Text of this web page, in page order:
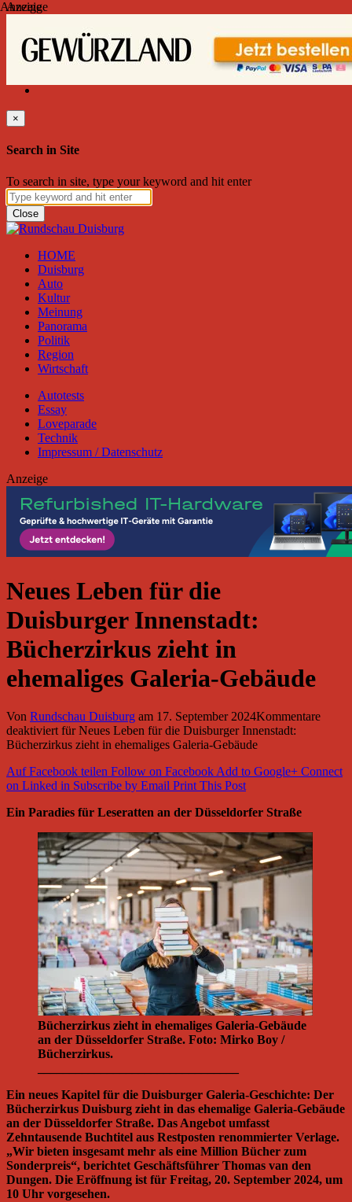
Montag, August 10, 2026
Friend on Facebook Follow on Twitter Subscribe to RSS
×
Search in Site
To search in site, type your keyword and hit enter
Close
HOME
Duisburg
Auto
Kultur
Meinung
Panorama
Politik
Region
Wirtschaft
Autotests
Essay
Loveparade
Technik
Impressum / Datenschutz
Anzeige
Neues Leben für die
Duisburger Innenstadt:
Bücherzirkus zieht in
ehemaliges Galeria-Gebäude
Von Rundschau Duisburg am 17. September 2024Kommentare
deaktiviertfür Neues Leben für die Duisburger Innenstadt:
Bücherzirkus zieht in ehemaliges Galeria-Gebäude
Auf Facebook teilen Follow on FacebookAdd to Google+ Connect
on Linked in Subscribe by Email Print This Post
Ein Paradies für Leseratten an der Düsseldorfer Straße
Bücherzirkus zieht in ehemaliges Galeria-Gebäude
an der Düsseldorfer Straße. Foto: Mirko Boy /
Bücherzirkus.
Ein neues Kapitel für die Duisburger Galeria-Geschichte: Der
Bücherzirkus Duisburg zieht in das ehemalige Galeria-Gebäude
an der Düsseldorfer Straße. Das Angebot umfasst
Zehntausende Buchtitel aus Restposten renommierter Verlage.
„Wir bieten insgesamt mehr als eine Million Bücher zum
Sonderpreis“, berichtet Geschäftsführer Thomas van den
Dungen. Die Eröffnung ist für Freitag, 20. September 2024, um
10 Uhr vorgesehen.
Anzeige
Anzeige